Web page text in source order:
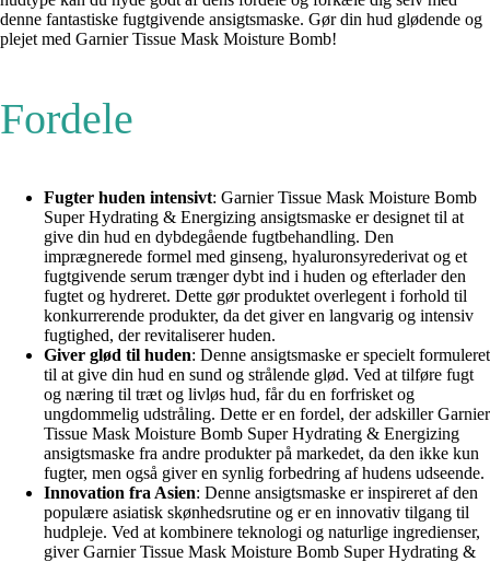
denne fantastiske fugtgivende ansigtsmaske. Gør din hud glødende og
plejet med Garnier Tissue Mask Moisture Bomb!
Fordele
Fugter huden intensivt: Garnier Tissue Mask Moisture Bomb
Super Hydrating & Energizing ansigtsmaske er designet til at
give din hud en dybdegående fugtbehandling. Den
imprægnerede formel med ginseng, hyaluronsyrederivat og et
fugtgivende serum trænger dybt ind i huden og efterlader den
fugtet og hydreret. Dette gør produktet overlegent i forhold til
konkurrerende produkter, da det giver en langvarig og intensiv
fugtighed, der revitaliserer huden.
Giver glød til huden: Denne ansigtsmaske er specielt formuleret
til at give din hud en sund og strålende glød. Ved at tilføre fugt
og næring til træt og livløs hud, får du en forfrisket og
ungdommelig udstråling. Dette er en fordel, der adskiller Garnier
Tissue Mask Moisture Bomb Super Hydrating & Energizing
ansigtsmaske fra andre produkter på markedet, da den ikke kun
fugter, men også giver en synlig forbedring af hudens udseende.
Innovation fra Asien: Denne ansigtsmaske er inspireret af den
populære asiatisk skønhedsrutine og er en innovativ tilgang til
hudpleje. Ved at kombinere teknologi og naturlige ingredienser,
giver Garnier Tissue Mask Moisture Bomb Super Hydrating &